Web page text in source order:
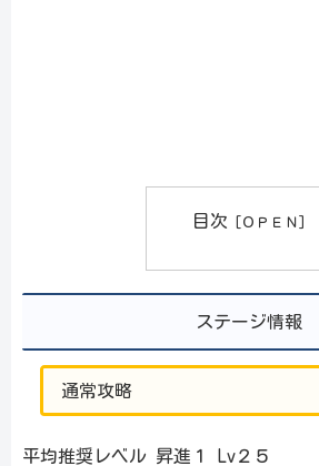
目次
ステージ情報
通常攻略
平均推奨レベル 昇進１ Lv２５